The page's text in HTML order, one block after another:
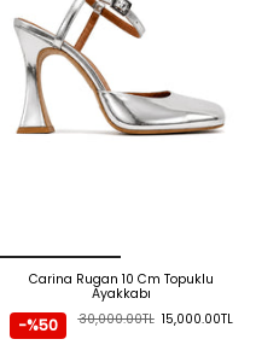
Carina Rugan 10 Cm Topuklu
Ayakkabı
15,000.00TL
30,000.00TL
-%50